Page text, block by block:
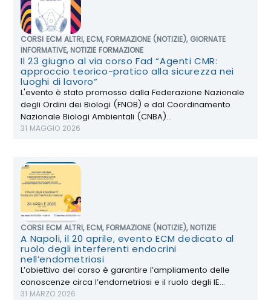
CORSI ECM ALTRI, ECM, FORMAZIONE (NOTIZIE), GIORNATE
INFORMATIVE, NOTIZIE FORMAZIONE
Il 23 giugno al via corso Fad “Agenti CMR:
approccio teorico-pratico alla sicurezza nei
luoghi di lavoro”
L'evento è stato promosso dalla Federazione Nazionale
degli Ordini dei Biologi (FNOB) e dal Coordinamento
Nazionale Biologi Ambientali (CNBA)...
31 MAGGIO 2026
CORSI ECM ALTRI, ECM, FORMAZIONE (NOTIZIE), NOTIZIE
A Napoli, il 20 aprile, evento ECM dedicato al
ruolo degli interferenti endocrini
nell’endometriosi
L’obiettivo del corso è garantire l’ampliamento delle
conoscenze circa l’endometriosi e il ruolo degli IE...
31 MARZO 2026